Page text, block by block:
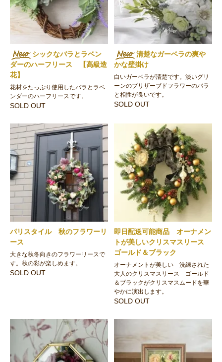
シックなバラとラベン
ダーのハーフリース 【高級造
花】
花材をたっぷり使用したバラとラベ
ンダーのハーフリースです。
SOLD OUT
清楚なガーベラの爽や
かな壁掛け
白いガーベラが清楚です。淡いグリ
ーンのプリザーブドフラワーのバラ
と相性が良いです。
SOLD OUT
パリスタイル 秋のフラワーリ
ース
大きな秋冬向きのフラワーリースで
す。秋の彩が楽しめます。
SOLD OUT
即日配送可能商品 オーナメン
トが美しいクリスマスリース
ゴールド＆ブラック
オーナメントが美しい 洗練された
大人のクリスマスリース ゴールド
＆ブラックがクリスマスムードを華
やかに演出します。
SOLD OUT